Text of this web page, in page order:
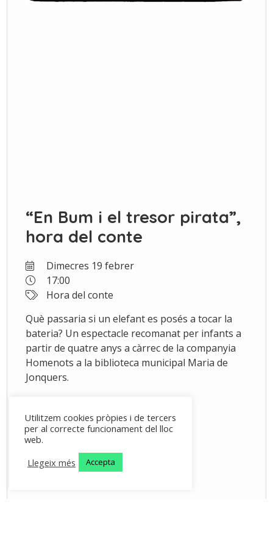
“En Bum i el tresor pirata”,
hora del conte
Dimecres 19 febrer
17:00
Hora del conte
Què passaria si un elefant es posés a tocar la
bateria? Un espectacle recomanat per infants a
partir de quatre anys a càrrec de la companyia
Homenots a la biblioteca municipal Maria de
Jonquers.
Utilitzem cookies pròpies i de tercers
per al correcte funcionament del lloc
web.
Llegeix més
Accepta